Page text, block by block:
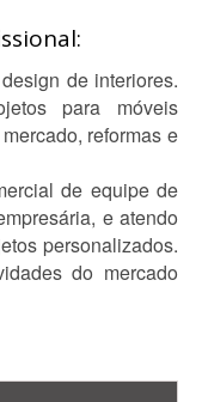
de interiores.
para móveis
reformas e
de equipe de
e atendo
personalizados.
do mercado